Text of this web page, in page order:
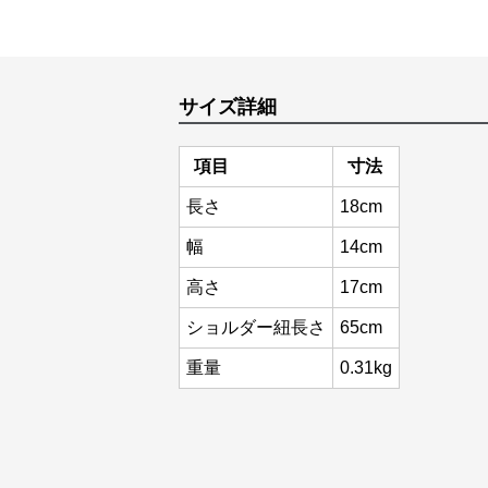
サイズ詳細
項目 寸法
長さ 18cm
幅 14cm
高さ 17cm
ショルダー紐長さ 65cm
重量 0.31kg